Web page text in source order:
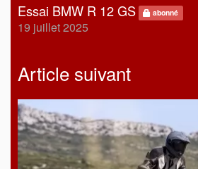
Essai BMW R 12 GS abonné
19 juillet 2025
Article suivant